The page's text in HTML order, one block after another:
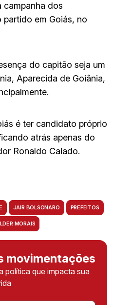
campanha dos
em Goiás, no
do capitão seja um
Aparecida de Goiânia,
é ter candidato próprio
atrás apenas do
Ronaldo Caiado.
JAIR BOLSONARO PREFEITOS
MORAIS
movimentações
política que impacta sua